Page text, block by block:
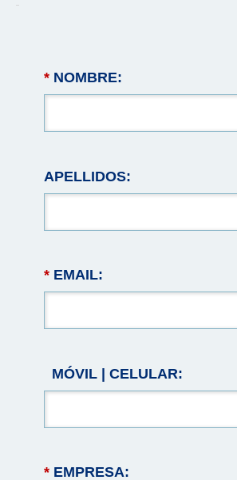
* NOMBRE:
APELLIDOS:
* EMAIL:
MÓVIL | CELULAR:
* EMPRESA: